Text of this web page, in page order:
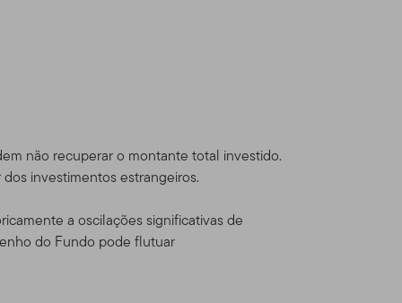
não recuperar o montante total investido.
investimentos estrangeiros.
a oscilações significativas de
do Fundo pode flutuar
fora dos Estados Unidos
Franklin
Este website
um investidor norte-
com produtos e serviços